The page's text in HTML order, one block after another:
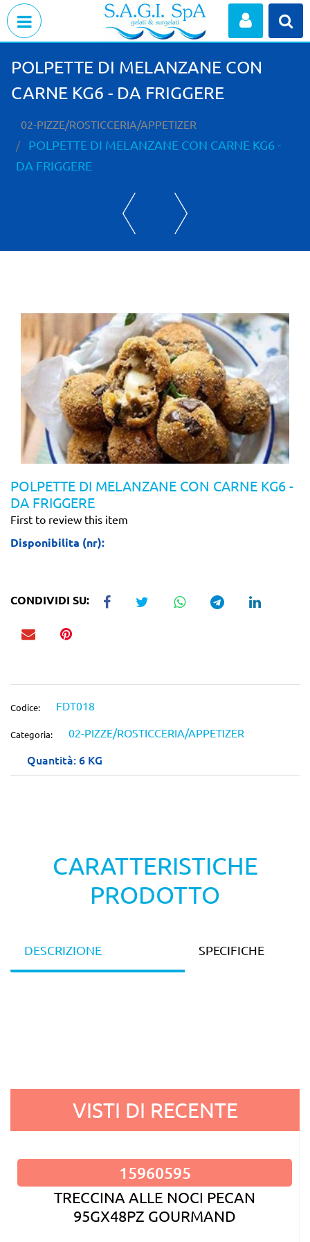
POLPETTE DI MELANZANE CON
CARNE KG6 - DA FRIGGERE
02-PIZZE/ROSTICCERIA/APPETIZER
POLPETTE DI MELANZANE CON CARNE KG6 -
DA FRIGGERE
POLPETTE DI MELANZANE CON CARNE KG6 -
DA FRIGGERE
First to review this item
Disponibilita (nr):
CONDIVIDI SU:
Codice: FDT018
Categoria: 02-PIZZE/ROSTICCERIA/APPETIZER
Quantità: 6 KG
CARATTERISTICHE
PRODOTTO
DESCRIZIONE SPECIFICHE
VISTI DI RECENTE
15960595
TRECCINA ALLE NOCI PECAN
95GX48PZ GOURMAND